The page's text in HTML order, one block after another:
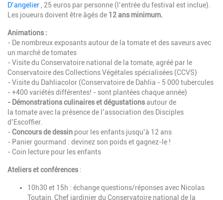
D’angelier
, 25 euros par personne (l’entrée du festival est inclue).
Les joueurs doivent être âgés de 12 ans minimum.
Animations :
- De nombreuxexposantsautour de la tomate et des saveurs avec
un marché de tomates
- Visite du Conservatoire national de la tomate, agréé par le
Conservatoire des Collections Végétales spécialisées (CCVS)
- Visite du Dahliacolor (Conservatoire de Dahlia - 5 000 tubercules
- +400 variétés différentes! - sont plantées chaque année)
- Démonstrations culinairesetdégustationsautour de
la tomate avec la présence de l’association des Disciples
d’Escoffier.
- Concours dedessin pour les enfants jusqu’à 12 ans
- Panier gourmand : devinez son poids et gagnez-le !
- Coin lecture pour les enfants
Ateliers et conférences :
10h30 et 15h : échange questions/réponses avec Nicolas
Toutain, Chef jardinier du Conservatoire national de la